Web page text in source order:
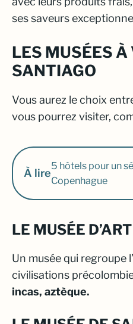
ses saveurs
LES MUSÉES
SANTIAGO
Vous aurez le choix
vous pourrez visiter,
À lire
5 hôtels pour un
Copenhague
LE MUSÉE
Un musée qui regroupe
civilisations
incas, aztèque.